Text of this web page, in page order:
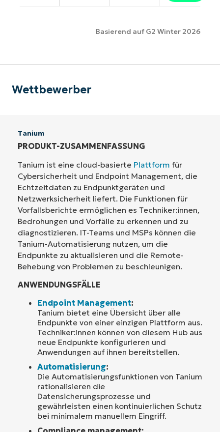
Basierend auf G2 Winter 2026
Wettbewerber
Tanium
PRODUKT-ZUSAMMENFASSUNG
Tanium ist eine cloud-basierte Plattform für
Cybersicherheit und Endpoint Management, die
Echtzeitdaten zu Endpunktgeräten und
Netzwerksicherheit liefert. Die Funktionen für
Vorfallsberichte ermöglichen es Techniker:innen,
Bedrohungen und Vorfälle zu erkennen und zu
diagnostizieren. IT-Teams und MSPs können die
Tanium-Automatisierung nutzen, um die
Endpunkte zu aktualisieren und die Remote-
Behebung von Problemen zu beschleunigen.
ANWENDUNGSFÄLLE
Endpoint Management:
Tanium bietet eine Übersicht über alle
Endpunkte von einer einzigen Plattform aus.
Techniker:innen können von diesem Hub aus
neue Endpunkte konfigurieren und
Anwendungen auf ihnen bereitstellen.
Automatisierung:
Die Automatisierungsfunktionen von Tanium
rationalisieren die
Datensicherungsprozesse und
gewährleisten einen kontinuierlichen Schutz
bei minimalem manuellem Eingriff.